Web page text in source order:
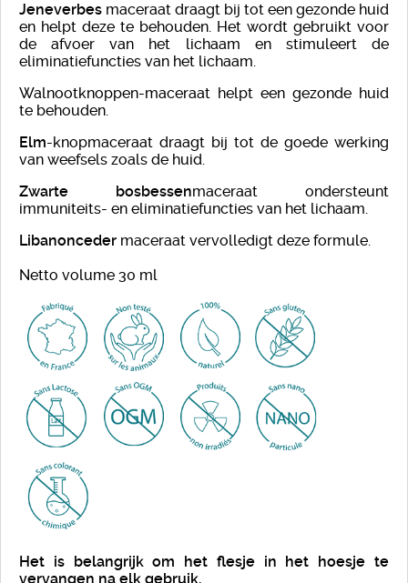
Jeneverbes maceraat draagt ​​bij tot een gezonde huid
en helpt deze te behouden. Het wordt gebruikt voor
de afvoer van het lichaam en stimuleert de
eliminatiefuncties van het lichaam.
Walnootknoppen-maceraat helpt een gezonde huid
te behouden.
Elm-knopmaceraat draagt ​​bij tot de goede werking
van weefsels zoals de huid.
Zwarte bosbessenmaceraat ondersteunt
immuniteits- en eliminatiefuncties van het lichaam.
Libanonceder maceraat vervolledigt deze formule.
Netto volume 30 ml
Het is belangrijk om het flesje in het hoesje te
vervangen na elk gebruik.